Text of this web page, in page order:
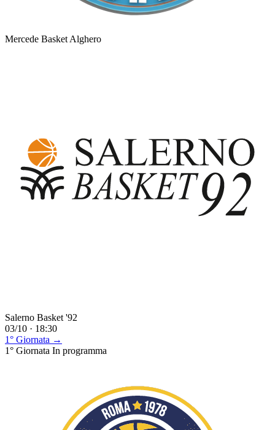
Mercede Basket Alghero
Salerno Basket '92
03/10 · 18:30
1° Giornata →
1° Giornata In programma